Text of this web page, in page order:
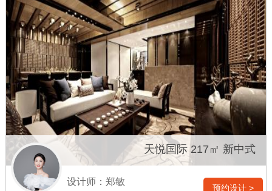
天悦国际 217㎡ 新中式
设计师：郑敏
预约设计 >